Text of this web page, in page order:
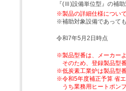
『(Ⅲ)設備単位型』の補
※製品の詳細仕様につい
※補助対象設備であって
令和7年5月2日時点
※製品型番は、メーカー
そのため、登録製品型
※低炭素工業炉は製品型
※令和5年度補正予算 省
うち業務用ヒートポン